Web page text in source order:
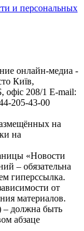
и персональных
онлайн-медиа -
Київ,
208/1 E-mail:
205-43-00
на
на
«Новости
– обязательна
гиперссылка.
от
материалов.
– должна быть
абзаце